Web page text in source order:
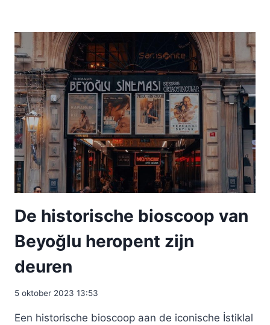
De historische bioscoop van
Beyoğlu heropent zijn
deuren
5 oktober 2023 13:53
Een historische bioscoop aan de iconische İstiklal